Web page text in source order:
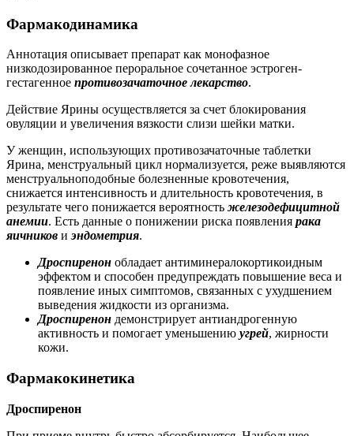
Фармакодинамика
Аннотация описывает препарат как монофазное
низкодозированное пероральное сочетанное эстроген-
гестагенное противозачаточное лекарство.
Действие Ярины осуществляется за счет блокирования
овуляции и увеличения вязкости слизи шейки матки.
У женщин, использующих противозачаточные таблетки
Ярина, менструальный цикл нормализуется, реже выявляются
менструальноподобные болезненные кровотечения,
снижается интенсивность и длительность кровотечения, в
результате чего понижается вероятность железодефицитной
анемии. Есть данные о понижении риска появления рака
яичников иэндометрия.
Дроспиренон обладает антиминералокортикоидным
эффектом и способен предупреждать повышение веса и
появление иных симптомов, связанных с ухудшением
выведения жидкости из организма.
Дроспиренон демонстрирует антиандрогенную
активность и помогает уменьшению угрей, жирности
кожи.
Фармакокинетика
Дроспиренон